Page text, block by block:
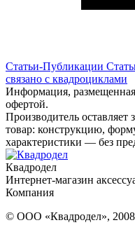
Статьи-Публикации
связано с квадроциклами
Информация, размещенная
офертой.
Производитель оставляет
товар: конструкцию,
характеристики — без
Квадродел
Интернет-магазин
Компания
© ООО «Квадродел»,